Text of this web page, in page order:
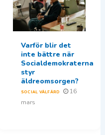
Varför blir det
inte bättre när
Socialdemokraterna
styr
äldreomsorgen?
SOCIAL VÄLFÄRD
16
mars